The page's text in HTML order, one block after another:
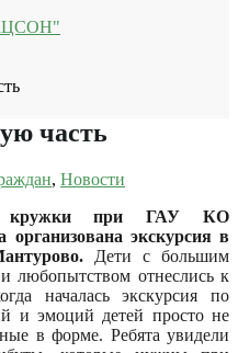
часть
, Новости
кружки при ГАУ КО
экскурсия в
Дети с большим
любопытством отнеслись к
началась экскурсия по
и эмоций детей просто не
в форме. Ребята увидели